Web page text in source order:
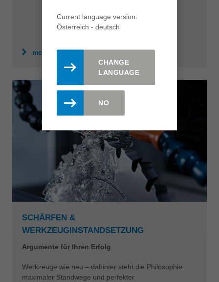
mehr erfahren
SCHÄRFEN &
WERKZEUGINSTANDSETZUNG
Argumente für Ihren Erfolg
Werkzeuge wie neu – dahinter steht die Philosophie
maximaler Standwege und perfekter
Current language version:
Österreich - deutsch
CHANGE
LANGUAGE
NO